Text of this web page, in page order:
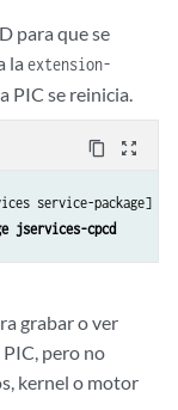
para que se
laextension-
PIC se reinicia.
content_copy zoom_out_map
service-package]
jservices-cpcd
grabar o ver
pero no
kernel o motor